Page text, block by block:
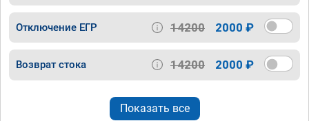
Отключение ЕГР 14200 2000 ₽
Возврат стока 14200 2000 ₽
Показать все